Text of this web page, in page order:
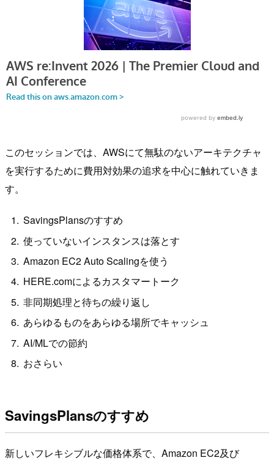
このセッションでは、AWSにて無駄のないアーキテクチャ
を実行するために費用対効果の追求を中心に触れていきま
す。
SavingsPlansのすすめ
使っていないインスタンスは落とす
Amazon EC2 Auto Scalingを使う
HERE.comによるカスタマートーク
非同期処理と待ちの繰り返し
あらゆるものをあらゆる場所でキャッシュ
AI/MLでの節約
おさらい
SavingsPlansのすすめ
新しいフレキシブルな価格体系で、Amazon EC2及び